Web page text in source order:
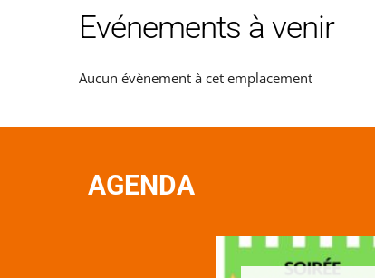
Evénements à venir
Aucun évènement à cet emplacement
AGENDA